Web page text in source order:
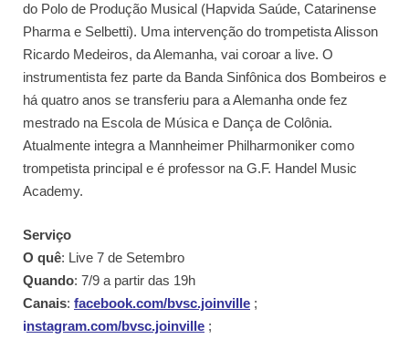
do Polo de Produção Musical (Hapvida Saúde, Catarinense
Pharma e Selbetti). Uma intervenção do trompetista Alisson
Ricardo Medeiros, da Alemanha, vai coroar a live. O
instrumentista fez parte da Banda Sinfônica dos Bombeiros e
há quatro anos se transferiu para a Alemanha onde fez
mestrado na Escola de Música e Dança de Colônia.
Atualmente integra a Mannheimer Philharmoniker como
trompetista principal e é professor na G.F. Handel Music
Academy.
Serviço
O quê: Live 7 de Setembro
Quando: 7/9 a partir das 19h
Canais: facebook.com/bvsc.joinville ;
instagram.com/bvsc.joinville ;